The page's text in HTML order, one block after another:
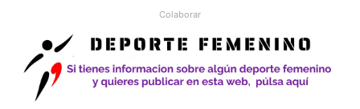
Colaborar